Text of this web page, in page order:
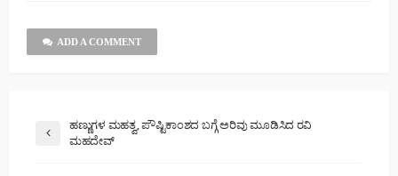
ADD A COMMENT
ಹಣ್ಣುಗಳ ಮಹತ್ವ, ಪೌಷ್ಟಿಕಾಂಶದ ಬಗ್ಗೆ ಅರಿವು ಮೂಡಿಸಿದ ರವಿ
ಮಹದೇವ್